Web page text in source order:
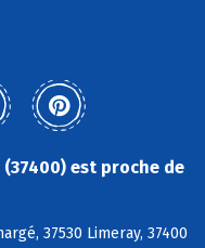
est proche de
37530 Limeray, 37400